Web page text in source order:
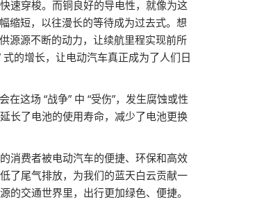
速穿梭。而铜良好的导电性，就像为这
缩短，以往漫长的等待成为过去式。想
源源不断的动力，让续航里程实现前所
的增长，让电动汽车真正成为了人们日
这场 “战争” 中 “受伤”，发生腐蚀或性
长了电池的使用寿命，减少了电池更换
消费者被电动汽车的便捷、环保和高效
了尾气排放，为我们的蓝天白云贡献一
交通世界里，出行更加绿色、便捷。